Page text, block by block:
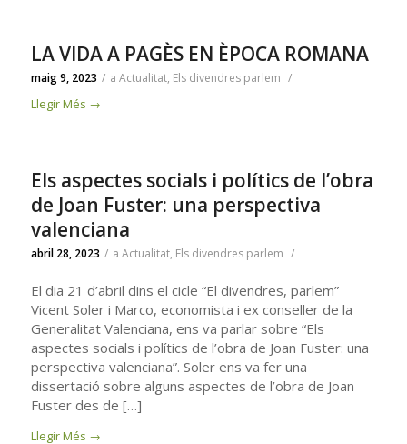
LA VIDA A PAGÈS EN ÈPOCA ROMANA
maig 9, 2023 / a Actualitat, Els divendres parlem /
Llegir Més →
Els aspectes socials i polítics de l’obra
de Joan Fuster: una perspectiva
valenciana
abril 28, 2023 / a Actualitat, Els divendres parlem /
El dia 21 d’abril dins el cicle “El divendres, parlem”
Vicent Soler i Marco, economista i ex conseller de la
Generalitat Valenciana, ens va parlar sobre “Els
aspectes socials i polítics de l’obra de Joan Fuster: una
perspectiva valenciana”. Soler ens va fer una
dissertació sobre alguns aspectes de l’obra de Joan
Fuster des de […]
Llegir Més →